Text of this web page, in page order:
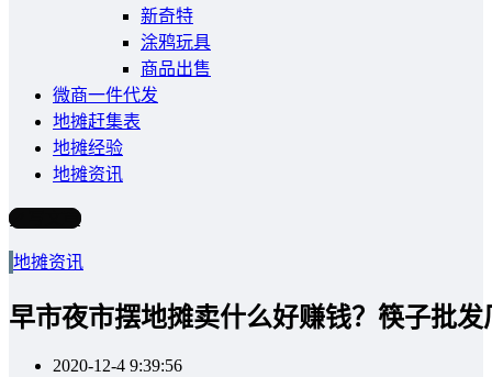
新奇特
涂鸦玩具
商品出售
微商一件代发
地摊赶集表
地摊经验
地摊资讯
写文章
地摊资讯
早市夜市摆地摊卖什么好赚钱？筷子批
2020-12-4 9:39:56